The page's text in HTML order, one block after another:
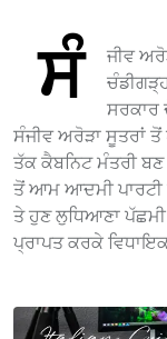
ਸੰ
ਜੀਵ
ਸਰਕਾਰ
ਸੰਜੀਵ ਅਰੋੜਾ ਸੂਤਰਾਂ ਤੋਂ
ਤੱਕ ਕੈਬਨਿਟ ਮੰਤਰੀ
ਤੋਂ ਆਮ ਆਦਮੀ ਪਾਰਟੀ
ਤੇ ਹੁਣ ਲੁਧਿਆਣਾ
ਪ੍ਰਾਪਤ ਕਰਕੇ